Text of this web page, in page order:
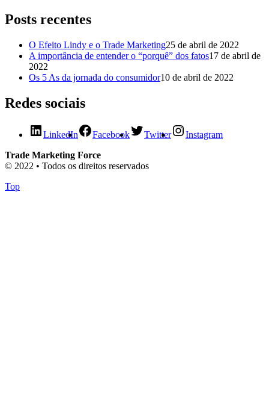
Posts recentes
O Efeito Lindy e o Trade Marketing25 de abril de 2022
A importância de entender o “porquê” dos fatos17 de abril de
2022
Os 5 As da jornada do consumidor10 de abril de 2022
Redes sociais
LinkedIn Facebook Twitter
Instagram
Trade Marketing Force
© 2022 • Todos os direitos reservados
Top